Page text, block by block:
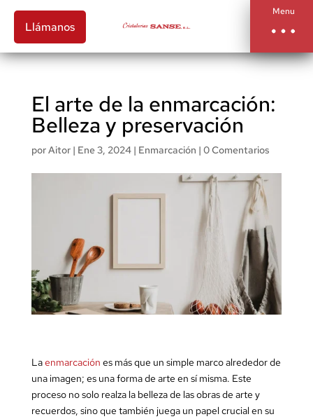
contenido
navegación
Menu
Llámanos
El arte de la enmarcación:
Belleza y preservación
porAitor| Ene 3, 2024| Enmarcación | 0 Comentarios
Laenmarcación es más que un simple marco alrededor de
una imagen; es una forma de arte en sí misma. Este
proceso no solo realza la belleza de las obras de arte y
recuerdos, sino que también juega un papel crucial en su